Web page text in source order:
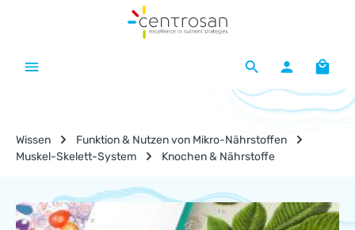
Zum Hauptinhalt springen
Wissen
Funktion & Nutzen von Mikro-Nährstoffen
Muskel-Skelett-System
Knochen & Nährstoffe
Nährstoff-Lexikon